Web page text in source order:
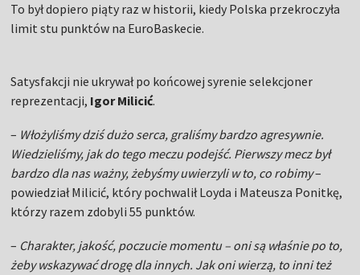
To był dopiero piąty raz w historii, kiedy Polska przekroczyła
limit stu punktów na EuroBaskecie.
Satysfakcji nie ukrywał po końcowej syrenie selekcjoner
reprezentacji, Igor Milicić.
– Włożyliśmy dziś dużo serca, graliśmy bardzo agresywnie.
Wiedzieliśmy, jak do tego meczu podejść. Pierwszy mecz był
bardzo dla nas ważny, żebyśmy uwierzyli w to, co robimy–
powiedział Milicić, który pochwalił Loyda i Mateusza Ponitkę,
którzy razem zdobyli 55 punktów.
– Charakter, jakość, poczucie momentu – oni są właśnie po to,
żeby wskazywać drogę dla innych. Jak oni wierzą, to inni też